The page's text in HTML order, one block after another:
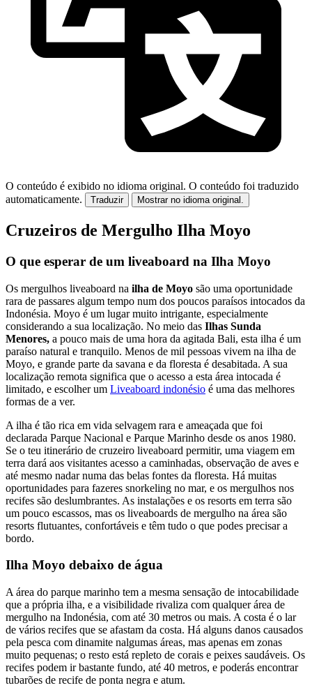
O conteúdo é exibido no idioma original. O conteúdo foi traduzido
automaticamente.
Traduzir Mostrar no idioma original.
Cruzeiros de Mergulho Ilha Moyo
O que esperar de um liveaboard na Ilha Moyo
Os mergulhos liveaboard na ilha de Moyo são uma oportunidade
rara de passares algum tempo num dos poucos paraísos intocados da
Indonésia. Moyo é um lugar muito intrigante, especialmente
considerando a sua localização. No meio das Ilhas Sunda
Menores, a pouco mais de uma hora da agitada Bali, esta ilha é um
paraíso natural e tranquilo. Menos de mil pessoas vivem na ilha de
Moyo, e grande parte da savana e da floresta é desabitada. A sua
localização remota significa que o acesso a esta área intocada é
limitado, e escolher um Liveaboard indonésio é uma das melhores
formas de a ver.
A ilha é tão rica em vida selvagem rara e ameaçada que foi
declarada Parque Nacional e Parque Marinho desde os anos 1980.
Se o teu itinerário de cruzeiro liveaboard permitir, uma viagem em
terra dará aos visitantes acesso a caminhadas, observação de aves e
até mesmo nadar numa das belas fontes da floresta. Há muitas
oportunidades para fazeres snorkeling no mar, e os mergulhos nos
recifes são deslumbrantes. As instalações e os resorts em terra são
um pouco escassos, mas os liveaboards de mergulho na área são
resorts flutuantes, confortáveis e têm tudo o que podes precisar a
bordo.
Ilha Moyo debaixo de água
A área do parque marinho tem a mesma sensação de intocabilidade
que a própria ilha, e a visibilidade rivaliza com qualquer área de
mergulho na Indonésia, com até 30 metros ou mais. A costa é o lar
de vários recifes que se afastam da costa. Há alguns danos causados
pela pesca com dinamite nalgumas áreas, mas apenas em zonas
muito pequenas; o resto está repleto de corais e peixes saudáveis. Os
recifes podem ir bastante fundo, até 40 metros, e poderás encontrar
tubarões de recife de ponta negra e atum.